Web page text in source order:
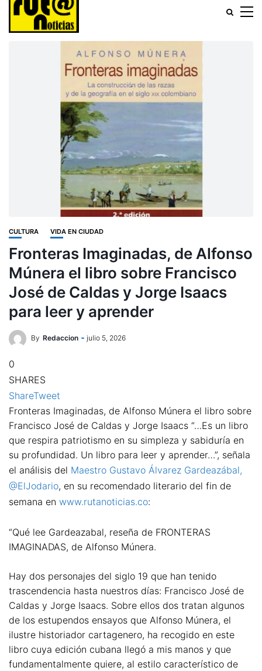
CULTURA VIDA EN CIUDAD
Fronteras Imaginadas, de Alfonso
Múnera el libro sobre Francisco
José de Caldas y Jorge Isaacs
para leer y aprender
By Redaccion julio 5, 2026
0
SHARES
ShareTweet
Fronteras Imaginadas, de Alfonso Múnera el libro sobre
Francisco José de Caldas y Jorge Isaacs “…Es un libro
que respira patriotismo en su simpleza y sabiduría en
su profundidad. Un libro para leer y aprender…”, señala
el análisis del Maestro Gustavo Álvarez Gardeazábal,
@ElJodario, en su recomendado literario del fin de
semana en www.rutanoticias.co:
“Qué lee Gardeazabal, reseña de FRONTERAS
IMAGINADAS, de Alfonso Múnera.
Hay dos personajes del siglo 19 que han tenido
trascendencia hasta nuestros días: Francisco José de
Caldas y Jorge Isaacs. Sobre ellos dos tratan algunos
de los estupendos ensayos que Alfonso Múnera, el
ilustre historiador cartagenero, ha recogido en este
libro cuya edición cubana llegó a mis manos y que
fundamentalmente quiere, al estilo característico de